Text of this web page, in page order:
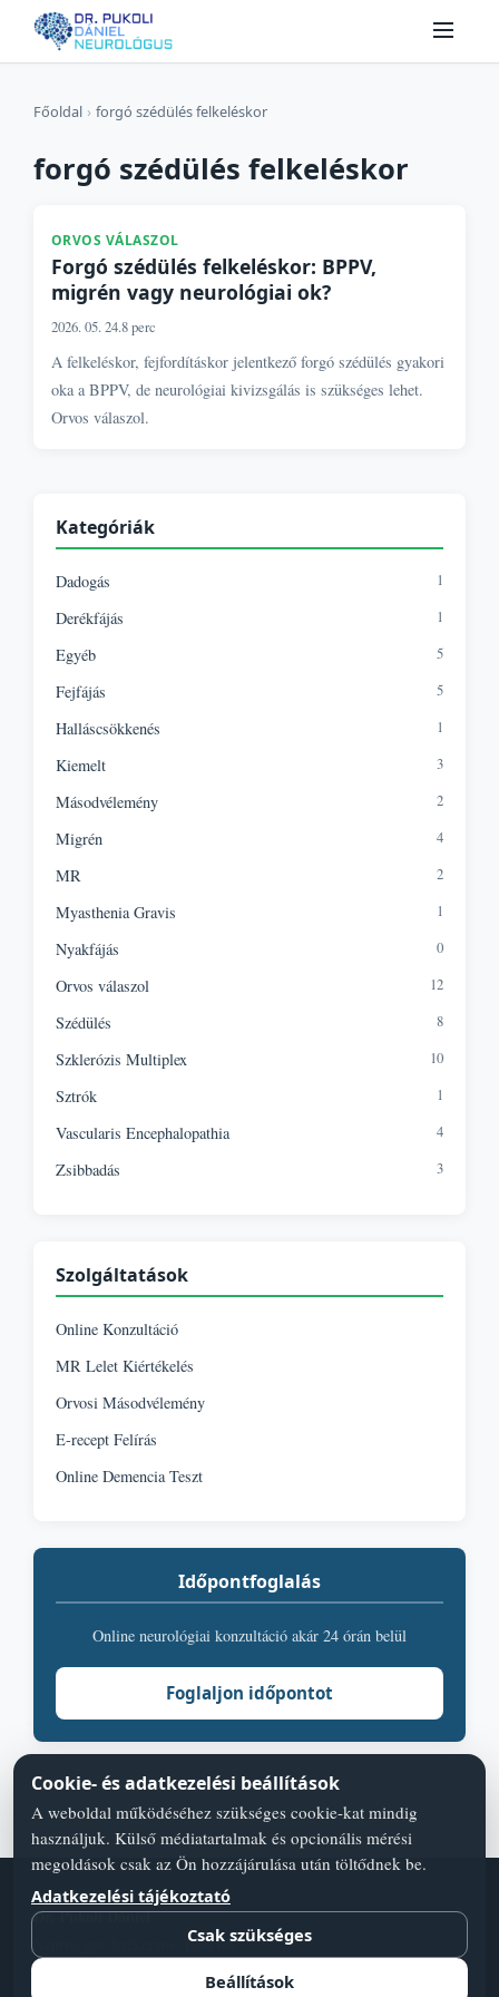
Főoldal › forgó szédülés felkeléskor
forgó szédülés felkeléskor
ORVOS VÁLASZOL
Forgó szédülés felkeléskor: BPPV,
migrén vagy neurológiai ok?
2026. 05. 24.8 perc
A felkeléskor, fejfordításkor jelentkező forgó szédülés gyakori
oka a BPPV, de neurológiai kivizsgálás is szükséges lehet.
Orvos válaszol.
Kategóriák
Dadogás 1
Derékfájás 1
Egyéb 5
Fejfájás 5
Halláscsökkenés 1
Kiemelt 3
Másodvélemény 2
Migrén 4
MR 2
Myasthenia Gravis 1
Nyakfájás 0
Orvos válaszol 12
Szédülés 8
Szklerózis Multiplex 10
Sztrók 1
Vascularis Encephalopathia 4
Zsibbadás 3
Szolgáltatások
Online Konzultáció
MR Lelet Kiértékelés
Orvosi Másodvélemény
E-recept Felírás
Online Demencia Teszt
Időpontfoglalás
Online neurológiai konzultáció akár 24 órán belül
Foglaljon időpontot
Dr. Pukoli Dániel
Neurológus Szakorvos, Főorvos
Adatvédelmi szabályzat
Orvos válaszol
Cookie- és adatkezelési beállítások
A weboldal működéséhez szükséges cookie-kat mindig
használjuk. Külső médiatartalmak és opcionális mérési
megoldások csak az Ön hozzájárulása után töltődnek be.
Adatkezelési tájékoztató
Csak szükséges
Beállítások